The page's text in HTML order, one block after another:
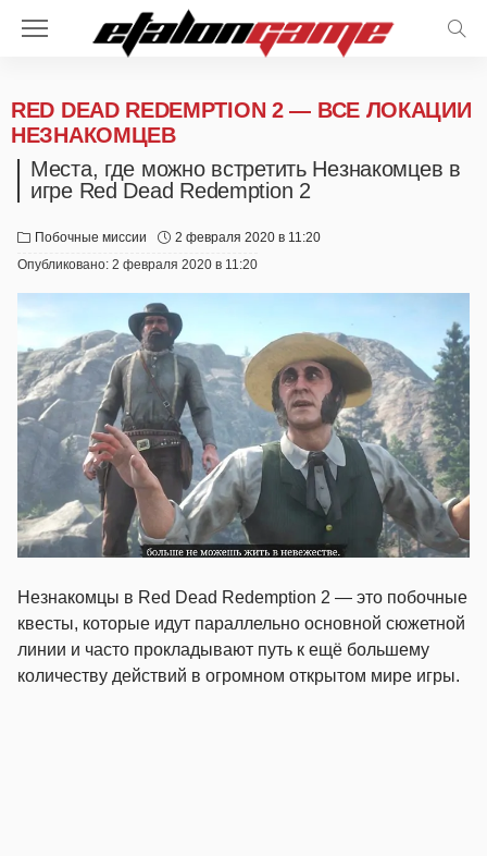
RED DEAD REDEMPTION 2 — ВСЕ ЛОКАЦИИ
НЕЗНАКОМЦЕВ
Места, где можно встретить Незнакомцев в
игре Red Dead Redemption 2
Побочные миссии
2 февраля 2020 в 11:20
Опубликовано: 2 февраля 2020 в 11:20
Незнакомцы в Red Dead Redemption 2 — это побочные
квесты, которые идут параллельно основной сюжетной
линии и часто прокладывают путь к ещё большему
количеству действий в огромном открытом мире игры.